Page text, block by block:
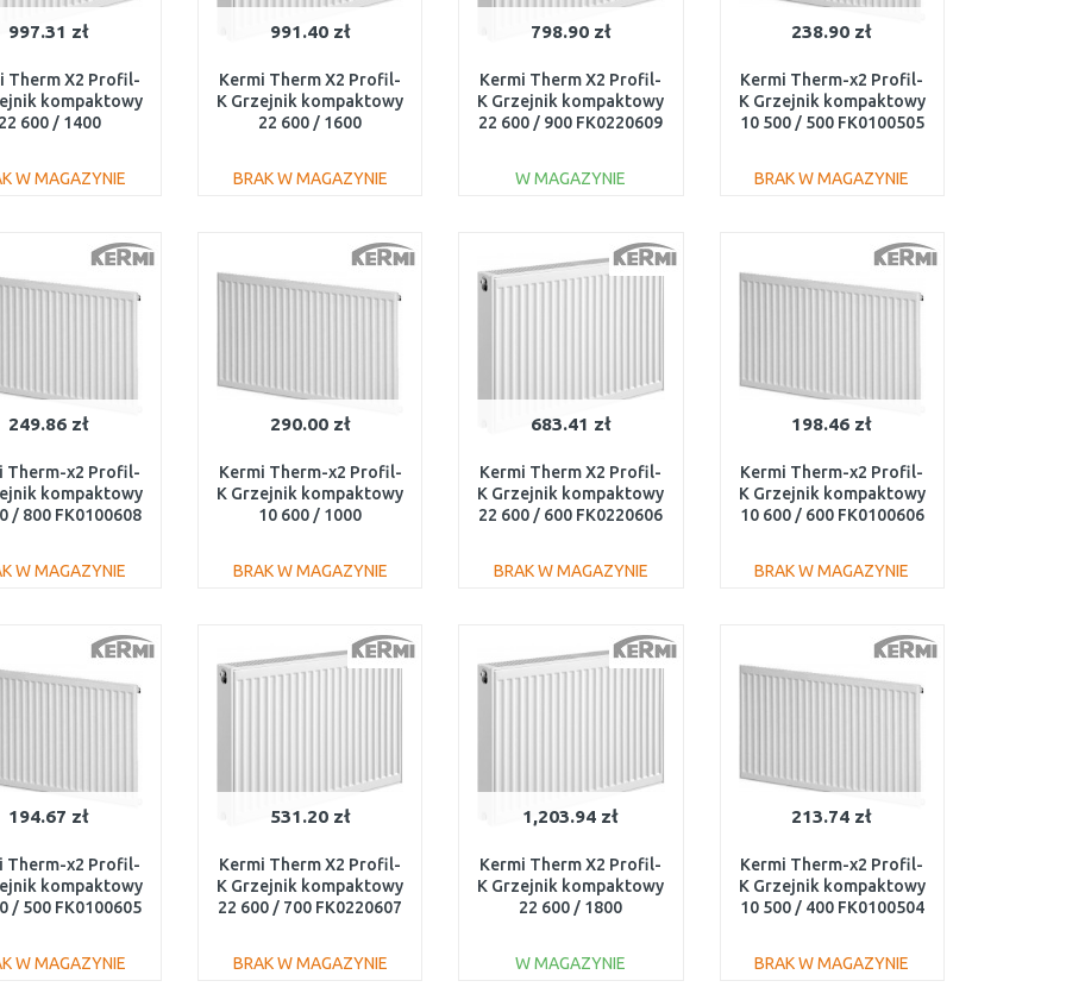
997.31 zł
Therm X2 Profil-
kompaktowy
22 600 / 1400
W MAGAZYNIE
Do porównania
991.40 zł
Kermi Therm X2 Profil-
K Grzejnik kompaktowy
22 600 / 1600
BRAK W MAGAZYNIE
Do porównania
798.90 zł
Kermi Therm X2 Profil-
K Grzejnik kompaktowy
22 600 / 900 FK0220609
W MAGAZYNIE
Do porównania
238.90 zł
Kermi Therm-x2 Profil-
K Grzejnik kompaktowy
10 500 / 500 FK0100505
BRAK W MAGAZYNIE
Do porównania
249.86 zł
Therm-x2 Profil-
kompaktowy
/ 800 FK0100608
W MAGAZYNIE
Do porównania
290.00 zł
Kermi Therm-x2 Profil-
K Grzejnik kompaktowy
10 600 / 1000
BRAK W MAGAZYNIE
Do porównania
683.41 zł
Kermi Therm X2 Profil-
K Grzejnik kompaktowy
22 600 / 600 FK0220606
BRAK W MAGAZYNIE
Do porównania
198.46 zł
Kermi Therm-x2 Profil-
K Grzejnik kompaktowy
10 600 / 600 FK0100606
BRAK W MAGAZYNIE
Do porównania
194.67 zł
Therm-x2 Profil-
kompaktowy
/ 500 FK0100605
W MAGAZYNIE
531.20 zł
Kermi Therm X2 Profil-
K Grzejnik kompaktowy
22 600 / 700 FK0220607
BRAK W MAGAZYNIE
1,203.94 zł
Kermi Therm X2 Profil-
K Grzejnik kompaktowy
22 600 / 1800
W MAGAZYNIE
213.74 zł
Kermi Therm-x2 Profil-
K Grzejnik kompaktowy
10 500 / 400 FK0100504
BRAK W MAGAZYNIE